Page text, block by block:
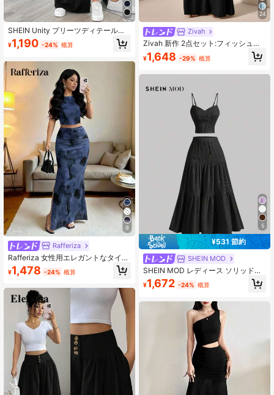
SHEIN Unity プリーツディテールと
サイドスリットスカートのブラック
オフショルダートップス
¥1,190 -24% 概算
9
Rafferiza
Rafferiza 女性用エレガントなタイダ
イグラデーションメッシュキャミソ
ールノースリーブフィッテッドスリ
¥1,478 -24% 概算
24
Zivah
Zivah 新作 2点セット:フィッシュボ
ーンストラップトップスとポケット
付ワイドパンツ、凹凸生地、カジュ
¥1,648 -29% 概算
5
¥531 節約
SHEIN MOD
SHEIN MOD レディース ソリッドカ
ラー キャミソールとロングスカート
のセット
¥1,672 -24% 概算